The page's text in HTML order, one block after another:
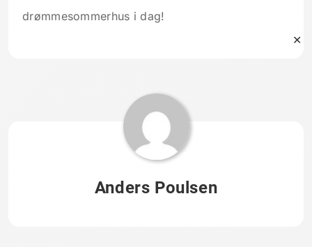
✕
drømmesommerhus i dag!
Anders Poulsen